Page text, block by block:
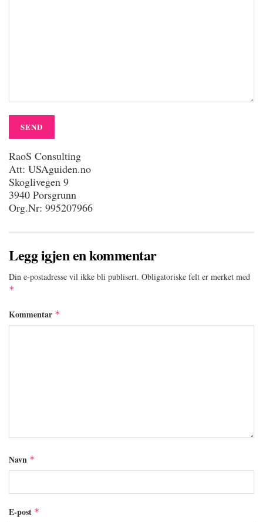
RaoS Consulting
Att: USAguiden.no
Skoglivegen 9
3940 Porsgrunn
Org.Nr: 995207966
Legg igjen en kommentar
Din e-postadresse vil ikke bli publisert. Obligatoriske felt er merket med
*
Kommentar *
Navn *
E-post *